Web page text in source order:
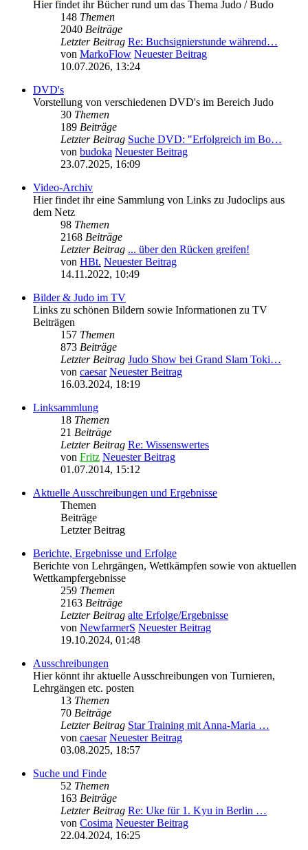
Hier findet ihr Bücher rund um das Thema Judo / Budo
148 Themen
2040 Beiträge
Letzter Beitrag Re: Buchsignierstunde während…
von MarkoFlow Neuester Beitrag
10.07.2026, 13:24
DVD's
Vorstellung von verschiedenen DVD's im Bereich Judo
30 Themen
189 Beiträge
Letzter Beitrag Suche DVD: "Erfolgreich im Bo…
von budoka Neuester Beitrag
23.07.2025, 16:09
Video-Archiv
Hier findet ihr eine Sammlung von Links zu Judoclips aus
dem Netz
98 Themen
2168 Beiträge
Letzter Beitrag ... über den Rücken greifen!
von HBt. Neuester Beitrag
14.11.2022, 10:49
Bilder & Judo im TV
Links zu schönen Bildern sowie Informationen zu TV
Beiträgen
157 Themen
873 Beiträge
Letzter Beitrag Judo Show bei Grand Slam Toki…
von caesar Neuester Beitrag
16.03.2024, 18:19
Linksammlung
18 Themen
21 Beiträge
Letzter Beitrag Re: Wissenswertes
von Fritz Neuester Beitrag
01.07.2014, 15:12
Aktuelle Ausschreibungen und Ergebnisse
Themen
Beiträge
Letzter Beitrag
Berichte, Ergebnisse und Erfolge
Berichte von Lehrgängen, Wettkämpfen sowie von aktuellen
Wettkampfergebnisse
259 Themen
2163 Beiträge
Letzter Beitrag alte Erfolge/Ergebnisse
von NewfarmerS Neuester Beitrag
19.10.2024, 01:48
Ausschreibungen
Hier könnt ihr aktuelle Ausschreibungen von Turnieren,
Lehrgängen etc. posten
13 Themen
70 Beiträge
Letzter Beitrag Star Training mit Anna-Maria …
von caesar Neuester Beitrag
03.08.2025, 18:57
Suche und Finde
52 Themen
163 Beiträge
Letzter Beitrag Re: Uke für 1. Kyu in Berlin …
von Cosima Neuester Beitrag
22.04.2024, 16:25